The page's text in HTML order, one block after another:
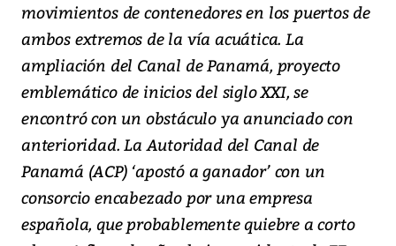
movimientos de contenedores en los puertos de
ambos extremos de la vía acuática. La
ampliación del Canal de Panamá, proyecto
emblemático de inicios del siglo XXI, se
encontró con un obstáculo ya anunciado con
anterioridad. La Autoridad del Canal de
Panamá (ACP) ‘apostó a ganador’ con un
consorcio encabezado por una empresa
española, que probablemente quiebre a corto